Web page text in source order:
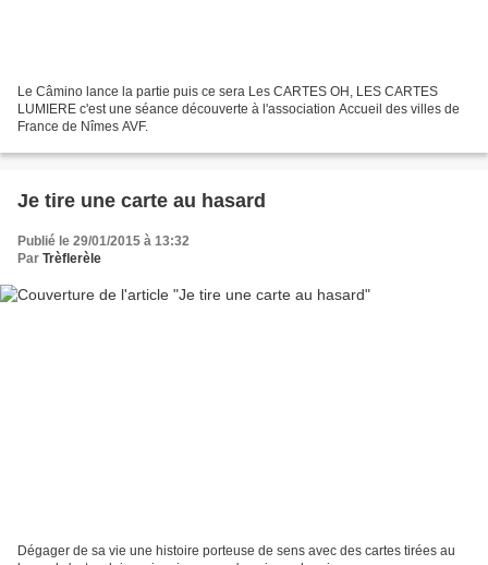
Le Câmino lance la partie puis ce sera Les CARTES OH, LES CARTES
LUMIERE c'est une séance découverte à l'association Accueil des villes de
France de Nîmes AVF.
Je tire une carte au hasard
Publié le 29/01/2015 à 13:32
Par Trèflerèle
Dégager de sa vie une histoire porteuse de sens avec des cartes tirées au